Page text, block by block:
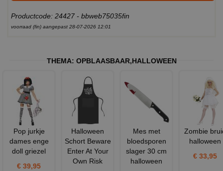
Productcode: 24427 - bbweb75035fin
voorraad (fin) aangepast 28-07-2026 12:01
THEMA: OPBLAASBAAR,HALLOWEEN
Pop jurkje
dames enge
doll griezel
€ 39,95
Halloween
Schort Beware
Enter At Your
Own Risk
Mes met
bloedsporen
slager 30 cm
halloween
Zombie
halloween
€ 33,95